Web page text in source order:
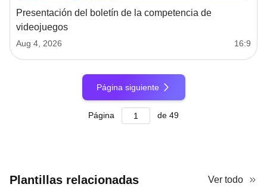
Presentación del boletín de la competencia de
videojuegos
Aug 4, 2026 16:9
Página siguiente
Página de 49
Plantillas relacionadas Ver todo